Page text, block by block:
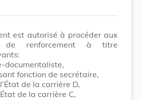
est autorisé à procéder aux
de renforcement à titre
documentaliste,
fonction de secrétaire,
de la carrière D,
de la carrière C,